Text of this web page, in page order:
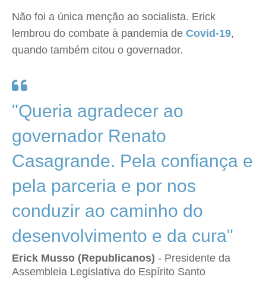
Não foi a única menção ao socialista. Erick
lembrou do combate à pandemia de Covid-19,
quando também citou o governador.
"Queria agradecer ao
governador Renato
Casagrande. Pela confiança e
pela parceria e por nos
conduzir ao caminho do
desenvolvimento e da cura"
Erick Musso (Republicanos) - Presidente da
Assembleia Legislativa do Espírito Santo